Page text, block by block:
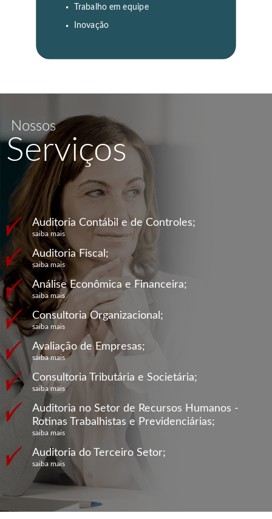
Trabalho em equipe
Inovação
Nossos
Serviços
Auditoria Contábil e de Controles;
saiba mais
Auditoria Fiscal;
saiba mais
Análise Econômica e Financeira;
saiba mais
Consultoria Organizacional;
saiba mais
Avaliação de Empresas;
saiba mais
Consultoria Tributária e Societária;
saiba mais
Auditoria no Setor de Recursos Humanos -
Rotinas Trabalhistas e Previdenciárias;
saiba mais
Auditoria do Terceiro Setor;
saiba mais